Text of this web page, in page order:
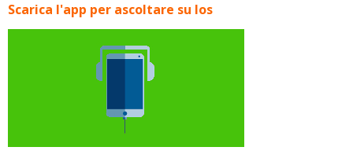
Scarica l'app per ascoltare su Ios